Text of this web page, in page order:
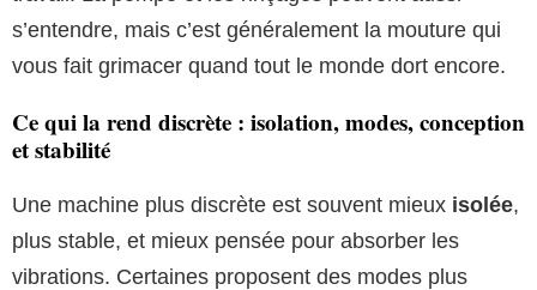
s’entendre, mais c’est généralement la mouture qui
vous fait grimacer quand tout le monde dort encore.
Ce qui la rend discrète : isolation, modes, conception
et stabilité
Une machine plus discrète est souvent mieux isolée,
plus stable, et mieux pensée pour absorber les
vibrations. Certaines proposent des modes plus